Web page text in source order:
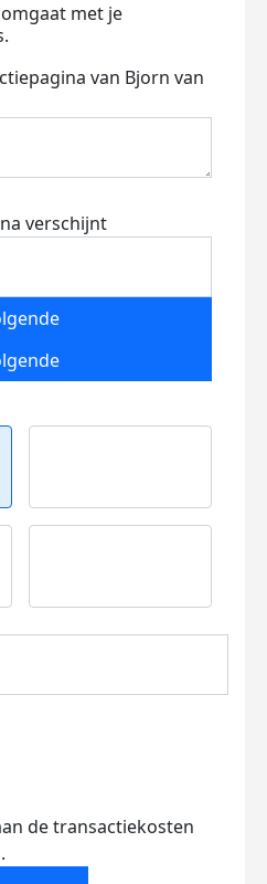
omgaat met je
van Bjorn van
verschijnt
de transactiekosten